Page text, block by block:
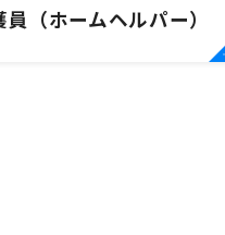
（ホームヘルパー）